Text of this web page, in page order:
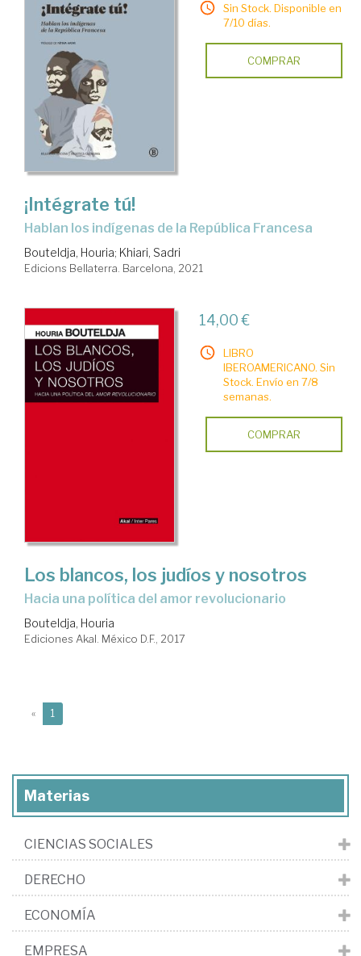
Sin Stock. Disponible en
7/10 días.
COMPRAR
¡Intégrate tú!
hablan los indígenas de la República Francesa
Bouteldja, Houria; Khiari, Sadri
Edicions Bellaterra. Barcelona, 2021
14,00 €
LIBRO
IBEROAMERICANO. Sin
Stock. Envío en 7/8
semanas.
COMPRAR
Los blancos, los judíos y nosotros
hacia una política del amor revolucionario
Bouteldja, Houria
Ediciones Akal. México D.F., 2017
« 1
Materias
CIENCIAS SOCIALES
DERECHO
ECONOMÍA
EMPRESA